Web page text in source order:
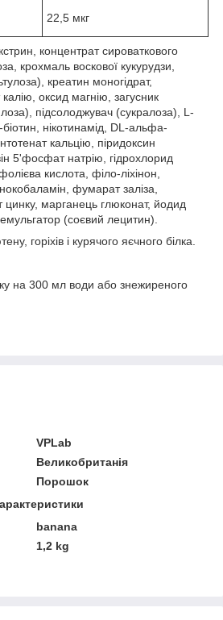
22,5 мкг
концентрат сироваткового
крохмаль воскової кукурудзи,
креатин моногідрат,
оксид магнію, загусник
підсолоджувач (сукралоза), L-
нікотинамід, DL-альфа-
кальцію, піридоксин
5'фосфат натрію, гідрохлорид
кислота, філо-ліхінон,
фумарат заліза,
цинку, марганець глюконат, йодид
(соєвий лецитин).
горіхів і курячого яєчного білка.
на 300 мл води або знежиреного
VPLab
Великобританія
Порошок
banana
1,2 kg